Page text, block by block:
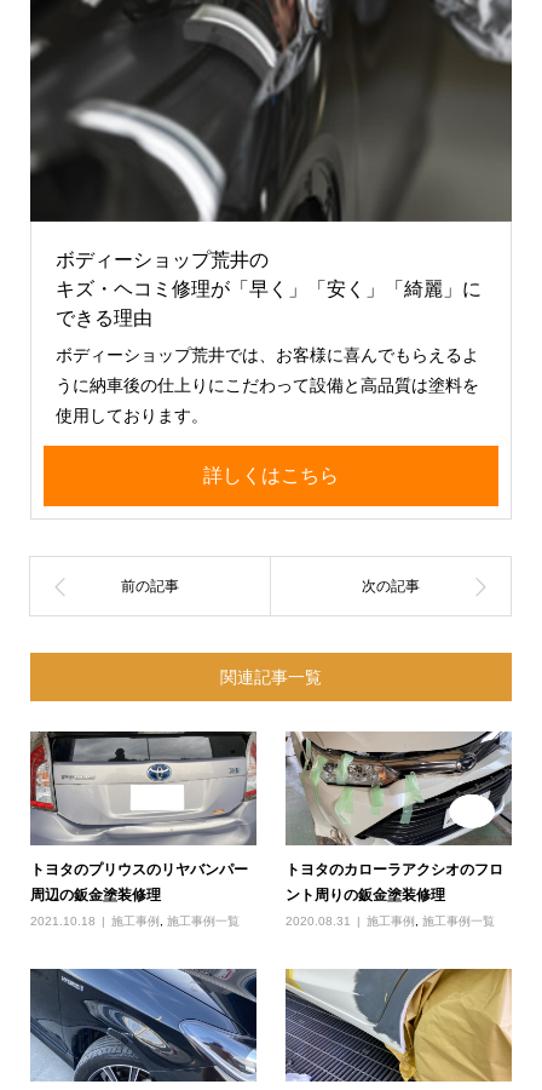
ボディーショップ荒井の
キズ・ヘコミ修理が「早く」「安く」「綺麗」に
できる理由
ボディーショップ荒井では、お客様に喜んでもらえるよ
うに納車後の仕上りにこだわって設備と高品質は塗料を
使用しております。
詳しくはこちら
関連記事一覧
トヨタのプリウスのリヤバンパー
周辺の鈑金塗装修理
2021.10.18 施工事例 施工事例一覧
トヨタのカローラアクシオのフロ
ント周りの鈑金塗装修理
2020.08.31 施工事例 ,施工事例一覧